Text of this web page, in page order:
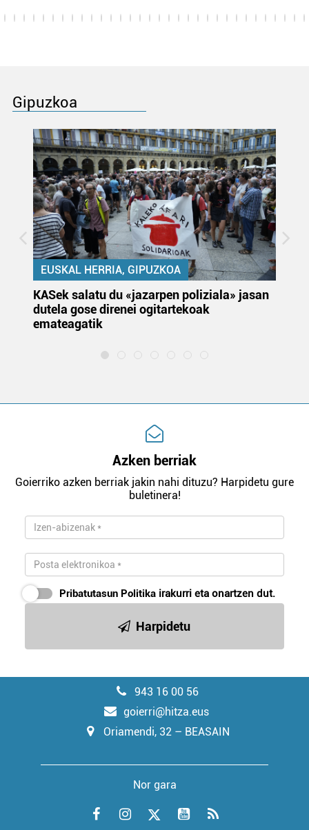
Gipuzkoa
EUSKAL HERRIA, GIPUZKOA
KASek salatu du «jazarpen poliziala» jasan
dutela gose direnei ogitartekoak
emateagatik
Azken berriak
Goierriko azken berriak jakin nahi dituzu? Harpidetu gure
buletinera!
Pribatutasun Politika irakurri eta onartzen dut.
Harpidetu
943 16 00 56
goierri@hitza.eus
Oriamendi, 32 – BEASAIN
Nor gara